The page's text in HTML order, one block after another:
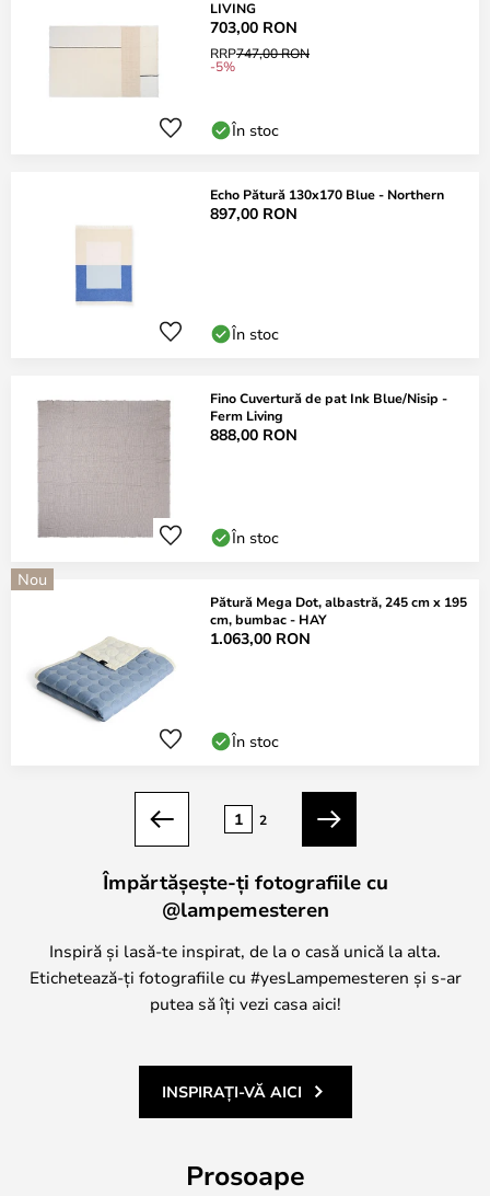
LIVING
703,00 RON
RRP747,00 RON
-5%
În stoc
Echo Pătură 130x170 Blue - Northern
897,00 RON
În stoc
Fino Cuvertură de pat Ink Blue/Nisip -
Ferm Living
888,00 RON
În stoc
Nou
Pătură Mega Dot, albastră, 245 cm x 195
cm, bumbac - HAY
1.063,00 RON
În stoc
Anterior
1 2
Următorul
Împărtășește-ți fotografiile cu
@lampemesteren
Inspiră și lasă-te inspirat, de la o casă unică la alta.
Etichetează-ți fotografiile cu #yesLampemesteren și s-ar
putea să îți vezi casa aici!
INSPIRAȚI-VĂ AICI
Prosoape